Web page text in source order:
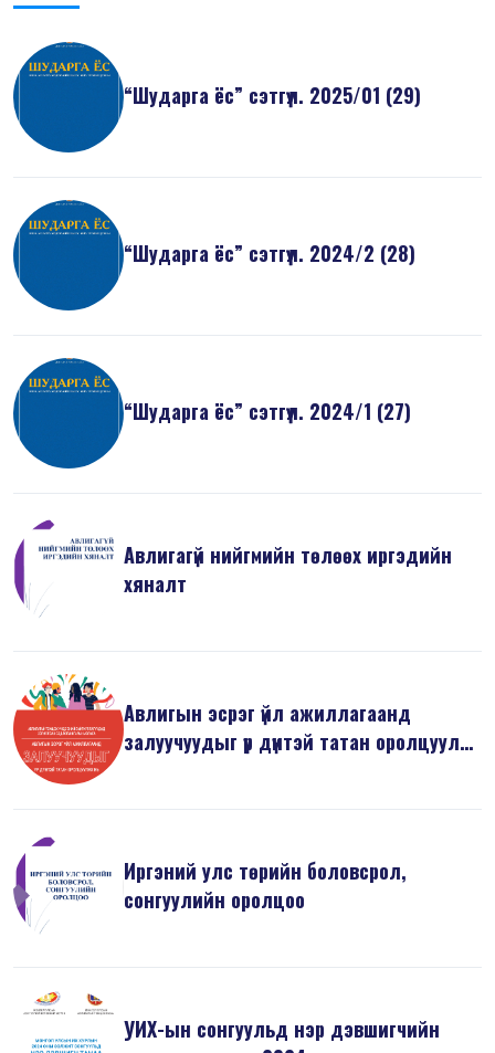
“Шударга ёс” сэтгүүл. 2025/01 (29)
“Шударга ёс” сэтгүүл. 2024/2 (28)
“Шударга ёс” сэтгүүл. 2024/1 (27)
Авлигагүй нийгмийн төлөөх иргэдийн
хяналт
Авлигын эсрэг үйл ажиллагаанд
залуучуудыг үр дүнтэй татан оролцуулах
Иргэний улс төрийн боловсрол,
сонгуулийн оролцоо
УИХ-ын сонгуульд нэр дэвшигчийн